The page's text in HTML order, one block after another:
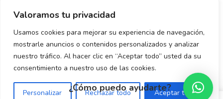
Valoramos tu privacidad
Usamos cookies para mejorar su experiencia de navegación,
mostrarle anuncios o contenidos personalizados y analizar
nuestro tráfico. Al hacer clic en “Aceptar todo” usted da su
consentimiento a nuestro uso de las cookies.
Personalizar Rechazar todo Aceptar todo
en
5
ROYAL CANIN
YORKSHIRE 4.54 KG
$ 1,395.00
5$ 515.00
¿Cómo puedo ayudarte?